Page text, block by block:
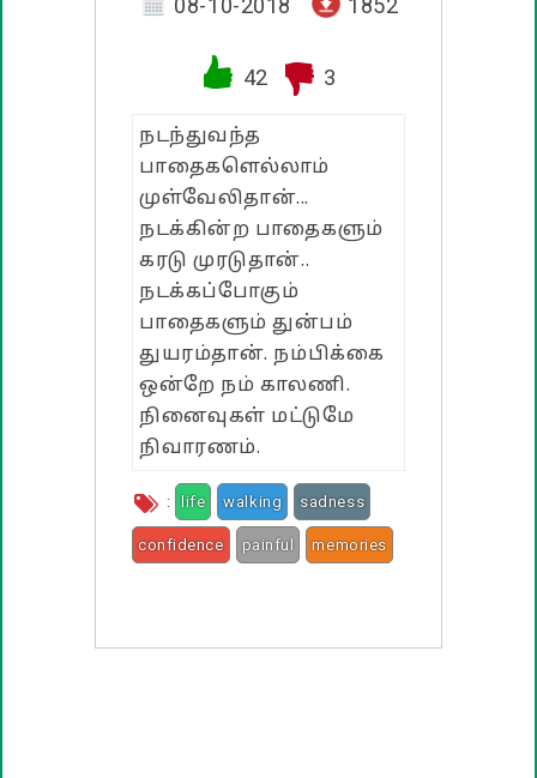
பண்டிகை வாழ்த்துக்கள்
08-10-2018 1852
42 3
நடந்துவந்த
பாதைகளெல்லாம்
முள்வேலிதான்...
நடக்கின்ற பாதைகளும்
கரடு முரடுதான்..
நடக்கப்போகும்
பாதைகளும் துன்பம்
துயரம்தான். நம்பிக்கை
ஒன்றே நம் காலணி.
நினைவுகள் மட்டுமே
நிவாரணம்.
: life walking sadness
confidence painful memories